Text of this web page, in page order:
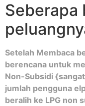
Seberapa
Setelah Membaca
berencana untuk
Non-Subsidi
jumlah pengguna
beralih ke LPG non